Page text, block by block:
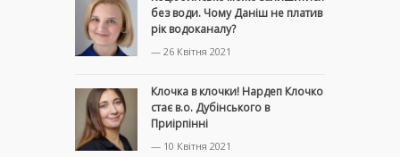
без води. Чому Даніш не платив
рік водоканалу?
— 26 Квітня 2021
Клочка в клочки! Нардеп Клочко
стає в.о. Дубінського в
Приірпінні
— 10 Квітня 2021